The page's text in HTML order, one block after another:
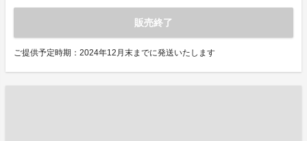
販売終了
ご提供予定時期：2024年12月末までに発送いたします